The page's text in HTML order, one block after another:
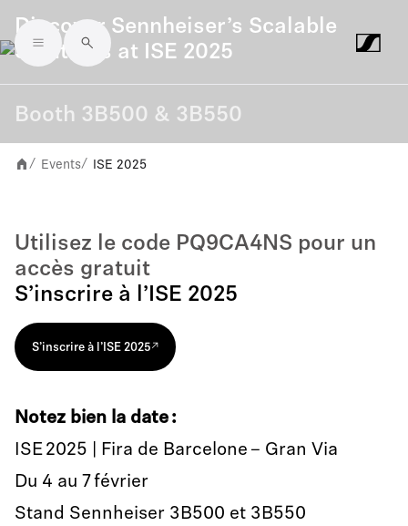
Skip to main content
Discover Sennheiser’s Scalable
Solutions at ISE 2025
Booth 3B500 & 3B550
/ Events/ ISE 2025
Utilisez le code PQ9CA4NS pour un
accès gratuit
S’inscrire à l’ISE 2025
S’inscrire à l’ISE 2025
Notez bien la date :
ISE 2025 | Fira de Barcelone – Gran Via
Du 4 au 7 février
Stand Sennheiser 3B500 et 3B550